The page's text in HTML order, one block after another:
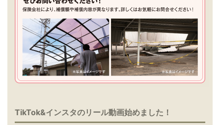
TikTok&インスタのリール動画始めました！